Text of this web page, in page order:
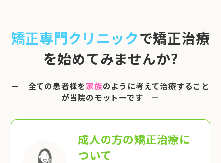
※日曜は不定期で診療してい
ます
矯正専門クリニックで矯正治療
を始めてみませんか?
－ 全ての患者様を家族のように考えて治療すること
が当院のモットーです －
成人の方の矯正治療に
ついて